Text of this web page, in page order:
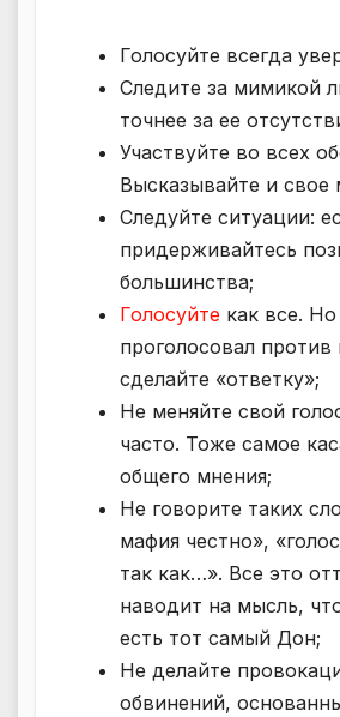
Голосуйте всегда
Следите за мимикой
точнее за ее
Участвуйте во всех
Высказывайте и свое
Следуйте ситуации:
придерживайтесь
большинства;
Голосуйте как все.
проголосовал против
сделайте «ответку»;
Не меняйте свой
часто. Тоже самое
общего мнения;
Не говорите таких
мафия честно»,
так как…». Все это
наводит на мысль,
есть тот самый Дон;
Не делайте
обвинений,